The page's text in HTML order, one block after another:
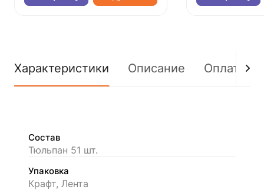
Характеристики Описание Оплата
Состав
Тюльпан 51 шт.
Упаковка
Крафт, Лента